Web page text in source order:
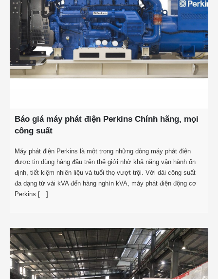
Báo giá máy phát điện Perkins Chính hãng, mọi
công suất
Máy phát điện Perkins là một trong những dòng máy phát điện
được tin dùng hàng đầu trên thế giới nhờ khả năng vận hành ổn
định, tiết kiệm nhiên liệu và tuổi thọ vượt trội. Với dải công suất
đa dạng từ vài kVA đến hàng nghìn kVA, máy phát điện động cơ
Perkins […]